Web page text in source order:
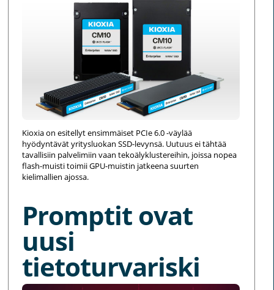
Kioxia on esitellyt ensimmäiset PCIe 6.0 -väylää
hyödyntävät yritysluokan SSD-levynsä. Uutuus ei tähtää
tavallisiin palvelimiin vaan tekoälyklustereihin, joissa nopea
flash-muisti toimii GPU-muistin jatkeena suurten
kielimallien ajossa.
Promptit ovat
uusi
tietoturvariski